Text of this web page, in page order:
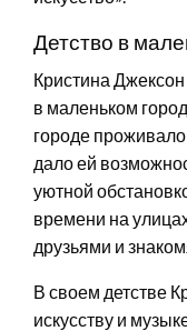
Детство в
Кристина
в маленьком
городе проживало
дало ей
уютной
времени на
друзьями и
В своем детстве
искусству и